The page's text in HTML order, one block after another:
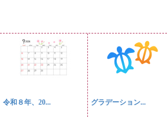
令和８年、20... グラデーション...